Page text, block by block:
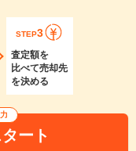
STEP3
査定額を
比べて売却先
を決める
ート